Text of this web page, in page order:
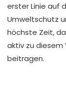
erster Linie auf
Umweltschutz
höchste Zeit,
aktiv zu diesem
beitragen.